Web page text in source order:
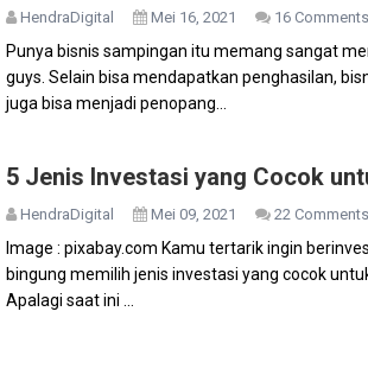
HendraDigital Mei 16, 2021 16 Comments
Punya bisnis sampingan itu memang sangat
guys. Selain bisa mendapatkan penghasilan,
juga bisa menjadi penopang...
5 Jenis Investasi yang Cocok
HendraDigital Mei 09, 2021 22 Comments
Image : pixabay.com Kamu tertarik ingin
bingung memilih jenis investasi yang cocok
Apalagi saat ini ...